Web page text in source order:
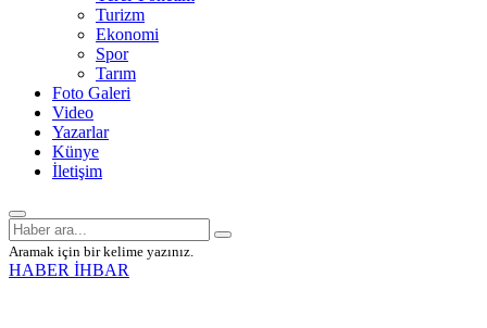
Turizm
Ekonomi
Spor
Tarım
Foto Galeri
Video
Yazarlar
Künye
İletişim
Aramak için bir kelime yazınız.
HABER İHBAR